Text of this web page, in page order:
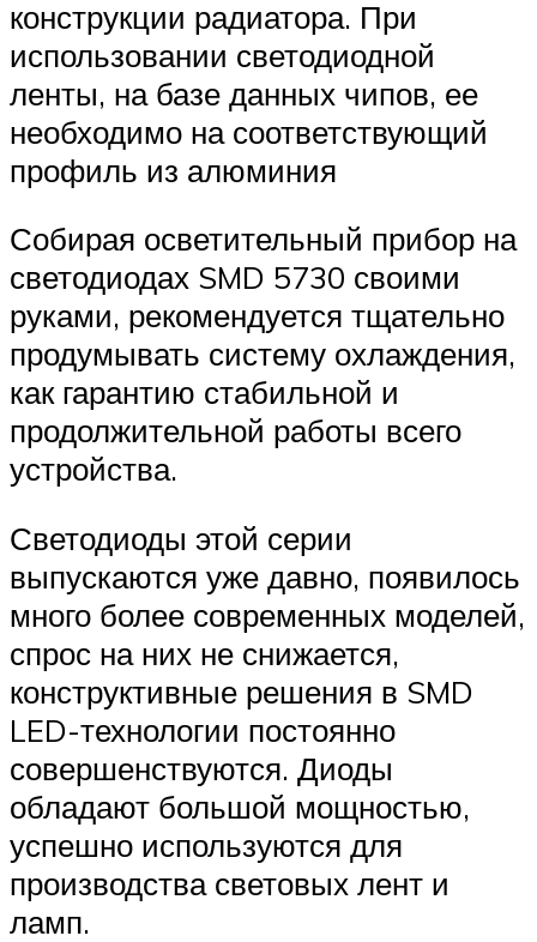
конструкции радиатора. При
использовании светодиодной
ленты, на базе данных чипов, ее
необходимо на соответствующий
профиль из алюминия
Собирая осветительный прибор на
светодиодах SMD 5730 своими
руками, рекомендуется тщательно
продумывать систему охлаждения,
как гарантию стабильной и
продолжительной работы всего
устройства.
Светодиоды этой серии
выпускаются уже давно, появилось
много более современных моделей,
спрос на них не снижается,
конструктивные решения в SMD
LED-технологии постоянно
совершенствуются. Диоды
обладают большой мощностью,
успешно используются для
производства световых лент и
ламп.